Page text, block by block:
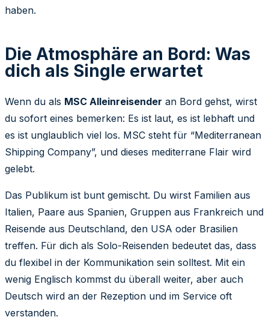
haben.
Die Atmosphäre an Bord: Was
dich als Single erwartet
Wenn du als MSC Alleinreisender an Bord gehst, wirst
du sofort eines bemerken: Es ist laut, es ist lebhaft und
es ist unglaublich viel los. MSC steht für “Mediterranean
Shipping Company”, und dieses mediterrane Flair wird
gelebt.
Das Publikum ist bunt gemischt. Du wirst Familien aus
Italien, Paare aus Spanien, Gruppen aus Frankreich und
Reisende aus Deutschland, den USA oder Brasilien
treffen. Für dich als Solo-Reisenden bedeutet das, dass
du flexibel in der Kommunikation sein solltest. Mit ein
wenig Englisch kommst du überall weiter, aber auch
Deutsch wird an der Rezeption und im Service oft
verstanden.